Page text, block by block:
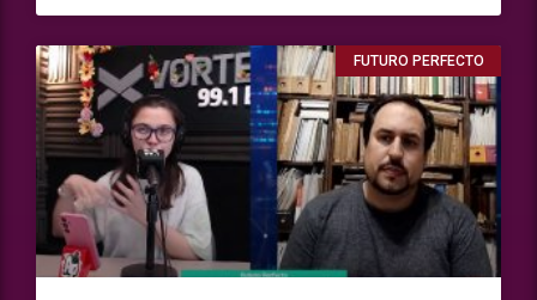
FUTURO PERFECTO